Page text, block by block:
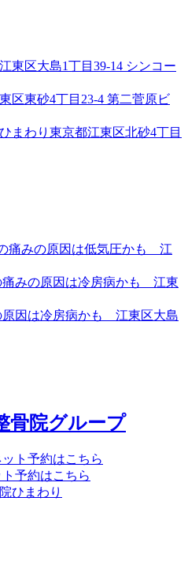
東区大島1丁目39-14 シンコー
区東砂4丁目23-4 第二菅原ビ
まわり 東京都江東区北砂4丁目
痛みの原因は低気圧かも 江
痛みの原因は冷房病かも 江東
原因は冷房病かも 江東区大島